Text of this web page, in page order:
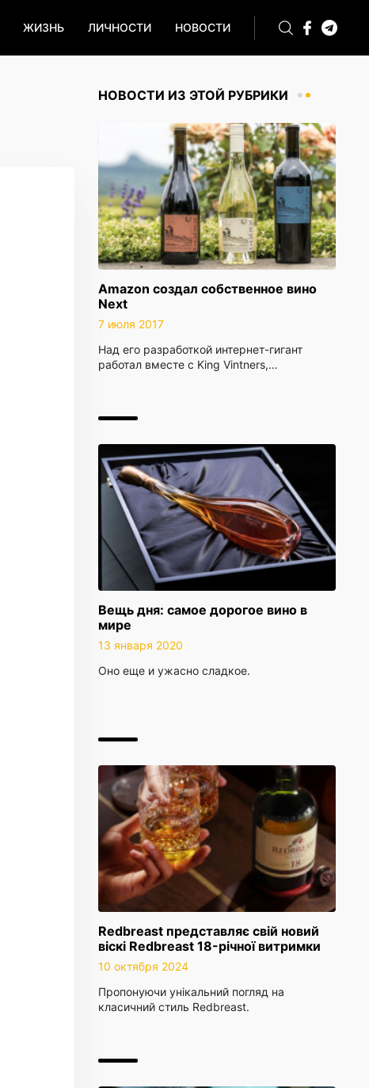
ЖИЗНЬ ЛИЧНОСТИ НОВОСТИ
НОВОСТИ ИЗ ЭТОЙ РУБРИКИ
Amazon создал собственное вино
Next
7 июля 2017
Над его разработкой интернет-гигант
работал вместе с King Vintners,…
Вещь дня: самое дорогое вино в
мире
13 января 2020
Оно еще и ужасно сладкое.
Redbreast представляє свій новий
віскі Redbreast 18-річної витримки
10 октября 2024
Пропонуючи унікальний погляд на
класичний стиль Redbreast.